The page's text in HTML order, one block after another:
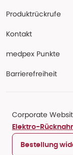
Produktrückrufe
Kontakt
medpex Punkte
Barrierefreiheit
Corporate
Elektro-
Bestellung